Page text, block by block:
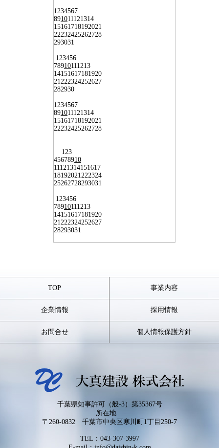
1234567
891011121314
15161718192021
22232425262728
293031
123456
78910111213
14151617181920
21222324252627
282930
1234567
891011121314
15161718192021
22232425262728
123
45678910
11121314151617
18192021222324
25262728293031
123456
78910111213
14151617181920
21222324252627
28293031
TOP 事業内容
企業情報 採用情報
お問合せ 個人情報保護方針
千葉県知事許可（般-3）第35367号
所在地
〒260-0832 千葉市中央区寒川町1丁目250-7
TEL： 043-307-3997